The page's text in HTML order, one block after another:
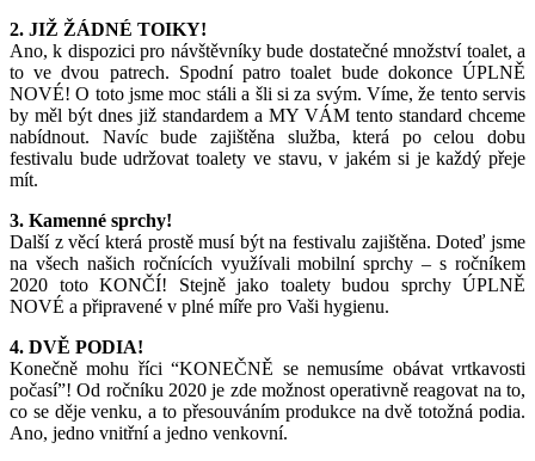
2. JIŽ ŽÁDNÉ TOIKY!
Ano, k dispozici pro návštěvníky bude dostatečné množství toalet, a
to ve dvou patrech. Spodní patro toalet bude dokonce ÚPLNĚ
NOVÉ! O toto jsme moc stáli a šli si za svým. Víme, že tento servis
by měl být dnes již standardem a MY VÁM tento standard chceme
nabídnout. Navíc bude zajištěna služba, která po celou dobu
festivalu bude udržovat toalety ve stavu, v jakém si je každý přeje
mít.
3. Kamenné sprchy!
Další z věcí která prostě musí být na festivalu zajištěna. Doteď jsme
na všech našich ročnících využívali mobilní sprchy – s ročníkem
2020 toto KONČÍ! Stejně jako toalety budou sprchy ÚPLNĚ
NOVÉ a připravené v plné míře pro Vaši hygienu.
4. DVĚ PODIA!
Konečně mohu říci “KONEČNĚ se nemusíme obávat vrtkavosti
počasí”! Od ročníku 2020 je zde možnost operativně reagovat na to,
co se děje venku, a to přesouváním produkce na dvě totožná podia.
Ano, jedno vnitřní a jedno venkovní.